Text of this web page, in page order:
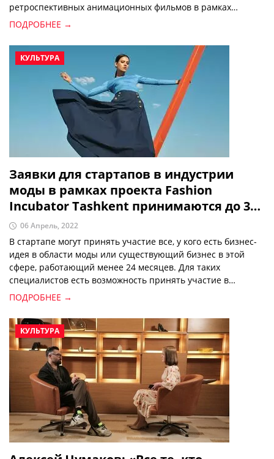
ретроспективных анимационных фильмов в рамках
Tashkent International Animation Forum, ответ может быть
только один. Безусловно.
ПОДРОБНЕЕ →
КУЛЬТУРА
Заявки для стартапов в индустрии
моды в рамках проекта Fashion
Incubator Tashkent принимаются до 30
апреля
06 Апрель, 2022
В стартапе могут принять участие все, у кого есть бизнес-
идея в области моды или существующий бизнес в этой
сфере, работающий менее 24 месяцев. Для таких
специалистов есть возможность принять участие в
бесплатной программе Fashion Incubator Tashkent.
ПОДРОБНЕЕ →
КУЛЬТУРА